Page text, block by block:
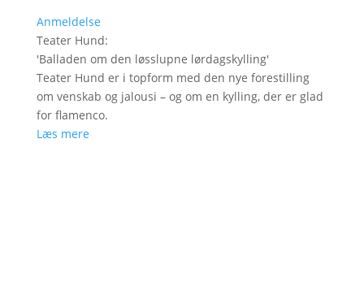
Anmeldelse
Teater Hund:
'Balladen om den løsslupne lørdagskylling'
Teater Hund er i topform med den nye forestilling
om venskab og jalousi – og om en kylling, der er glad
for flamenco.
Læs mere